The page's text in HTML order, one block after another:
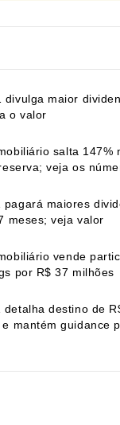
divulga maior
o valor
salta 147%
veja os
pagará maiores
meses; veja valor
vende
por R$ 37 milhões
detalha destino de
mantém guidance